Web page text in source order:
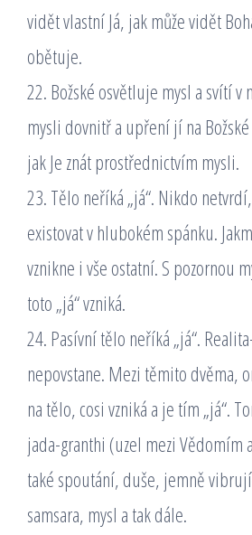
vidět vlastní Já, jak může vidět
obětuje.
22. Božské osvětluje mysl a svítí v
mysli dovnitř a upření jí na
jak Je znát prostřednictvím mysli.
23. Tělo neříká „já“. Nikdo
existovat v hlubokém spánku.
vznikne i vše ostatní. S pozornou
toto „já“ vzniká.
24. Pasívní tělo neříká „já“.
nepovstane. Mezi těmito dvěma,
na tělo, cosi vzniká a je tím „já“.
jada-granthi (uzel mezi Vědomím
také spoutání, duše, jemně
samsara, mysl a tak dále.